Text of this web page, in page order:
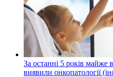
За останні 5 років майже
виявили онкопатології